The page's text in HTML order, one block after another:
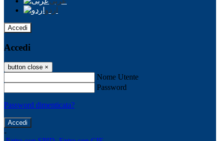
اردو
Accedi
Accedi
button close ×
Nome Utente
Password
Password dimenticata?
-